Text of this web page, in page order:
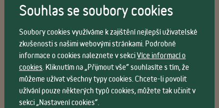
Souhlas se soubory cookies
Soubory cookies využíváme k zajištění nejlepší uživatelské
zkušenosti s našimi webovými stránkami. Podrobné
informace o cookies naleznete v sekciVíce informací o
cookies. Kliknutím na „Přijmout vše“ souhlasíte s tím, že
můžeme užívat všechny typy cookies. Chcete-li povolit
užívání pouze některých typů cookies, můžete tak učinit v
sekci „Nastavení cookies“.